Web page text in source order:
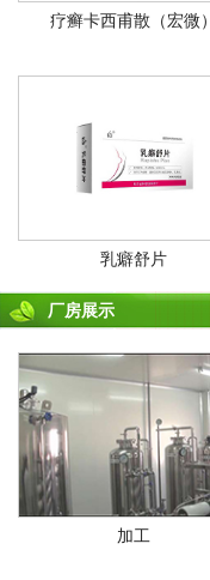
疗癣卡西甫散（宏微）
乳癖舒片
厂房展示
加工